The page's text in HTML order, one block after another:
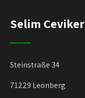
Selim Ceviker
Steinstraße 34
71229 Leonberg